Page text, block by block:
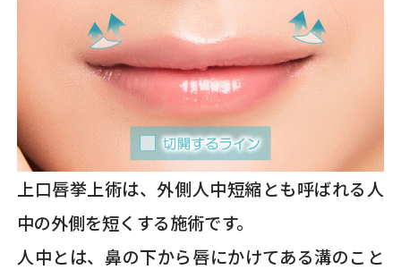
上口唇挙上術は、外側人中短縮とも呼ばれる人
中の外側を短くする施術です。
人中とは、鼻の下から唇にかけてある溝のこと